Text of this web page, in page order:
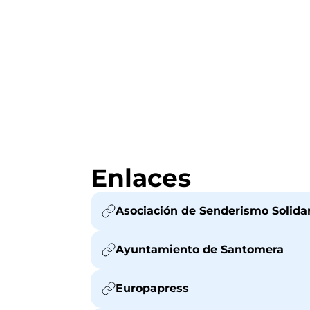
Enlaces
Asociación de Senderismo
Ayuntamiento de Santomera
Europapress